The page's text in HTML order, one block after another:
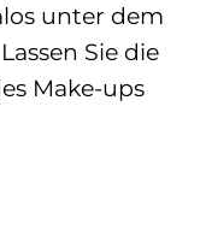
unter dem
Sie die
Make-ups